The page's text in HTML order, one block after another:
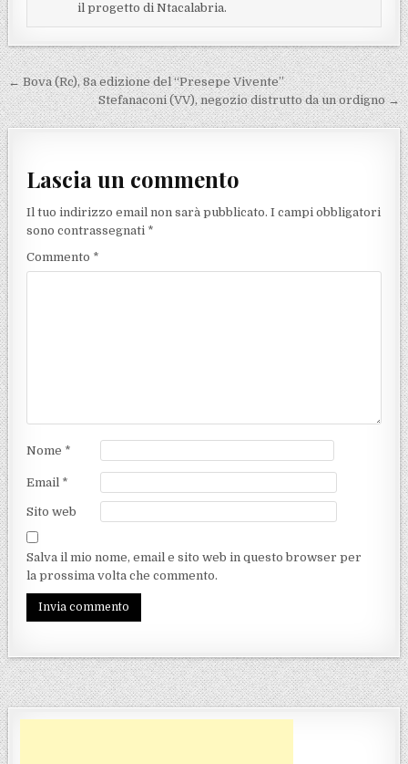
il progetto di Ntacalabria.
Navigazione articoli
← Bova (Rc), 8a edizione del “Presepe Vivente”
Stefanaconi (VV), negozio distrutto da un ordigno →
Lascia un commento
Il tuo indirizzo email non sarà pubblicato. I campi obbligatori
sono contrassegnati *
Commento *
Nome *
Email *
Sito web
Salva il mio nome, email e sito web in questo browser per
la prossima volta che commento.